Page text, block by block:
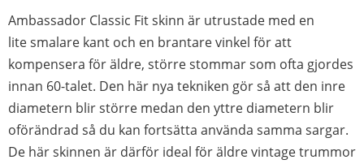
Ambassador Classic Fit skinn är utrustade med en
lite smalare kant och en brantare vinkel för att
kompensera för äldre, större stommar som ofta gjordes
innan 60-talet. Den här nya tekniken gör så att den inre
diametern blir större medan den yttre diametern blir
oförändrad så du kan fortsätta använda samma sargar.
De här skinnen är därför ideal för äldre vintage trummor